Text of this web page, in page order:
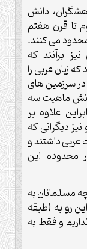
دانش
تا قرن هفتم
مى كنند.
برآنند كه
زبان عربى را
در سرزمين هاى
ماهيت سه
علاوه بر
ديگرانى كه
عربى داشتند و
محدوده اين
مسلمانان به
رو به (طبقه
و فقط به